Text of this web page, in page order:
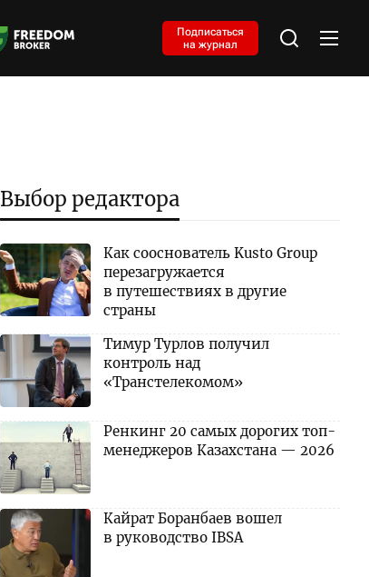
Подписаться
на журнал
Выбор редактора
Как сооснователь Kusto Group
перезагружается
в путешествиях в другие
страны
Тимур Турлов получил
контроль над
«Транстелекомом»
Ренкинг 20 самых дорогих топ-
менеджеров Казахстана — 2026
Кайрат Боранбаев вошел
в руководство IBSA